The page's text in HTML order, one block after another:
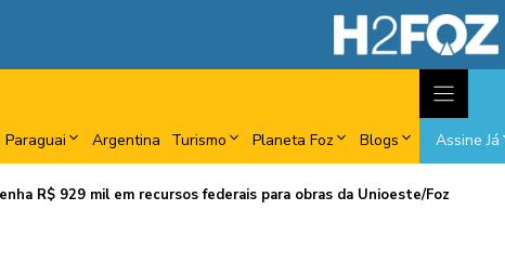
Paraguai Argentina Turismo Planeta Foz Blogs Assine Já
R$ 929 mil em recursos federais para obras da Unioeste/Foz